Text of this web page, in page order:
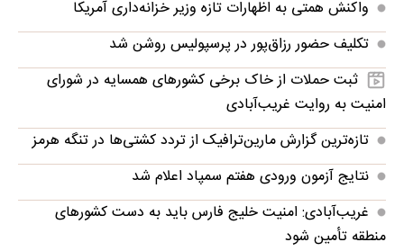
واکنش همتی به اظهارات تازه وزیر خزانه‌داری آمریکا
تکلیف حضور رزاق‌پور در پرسپولیس روشن شد
ثبت حملات از خاک برخی کشورهای همسایه در شورای
امنیت به روایت غریب‌آبادی
تازه‌ترین گزارش مارین‌ترافیک از تردد کشتی‌ها در تنگه هرمز
نتایج آزمون ورودی هفتم سمپاد اعلام شد
غریب‌آبادی: امنیت خلیج فارس باید به دست کشورهای
منطقه تأمین شود